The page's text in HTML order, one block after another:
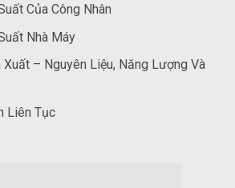
Của Công Nhân
Nhà Máy
Xuất – Nguyên Liệu, Năng Lượng Và
Liên Tục